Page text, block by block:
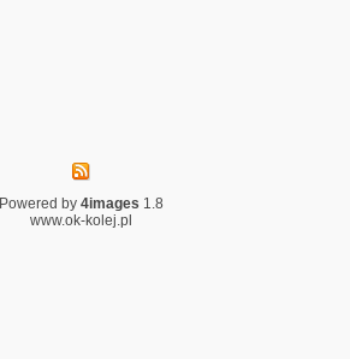
Powered by 4images 1.8
www.ok-kolej.pl